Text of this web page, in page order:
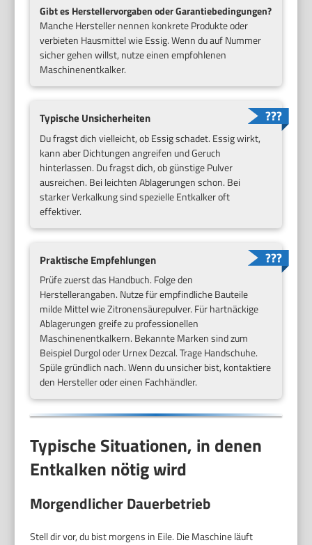
Gibt es Herstellervorgaben oder Garantiebedingungen?
Manche Hersteller nennen konkrete Produkte oder
verbieten Hausmittel wie Essig. Wenn du auf Nummer
sicher gehen willst, nutze einen empfohlenen
Maschinenentkalker.
Typische Unsicherheiten
Du fragst dich vielleicht, ob Essig schadet. Essig wirkt,
kann aber Dichtungen angreifen und Geruch
hinterlassen. Du fragst dich, ob günstige Pulver
ausreichen. Bei leichten Ablagerungen schon. Bei
starker Verkalkung sind spezielle Entkalker oft
effektiver.
Praktische Empfehlungen
Prüfe zuerst das Handbuch. Folge den
Herstellerangaben. Nutze für empfindliche Bauteile
milde Mittel wie Zitronensäurepulver. Für hartnäckige
Ablagerungen greife zu professionellen
Maschinenentkalkern. Bekannte Marken sind zum
Beispiel Durgol oder Urnex Dezcal. Trage Handschuhe.
Spüle gründlich nach. Wenn du unsicher bist, kontaktiere
den Hersteller oder einen Fachhändler.
Typische Situationen, in denen
Entkalken nötig wird
Morgendlicher Dauerbetrieb
Stell dir vor, du bist morgens in Eile. Die Maschine läuft